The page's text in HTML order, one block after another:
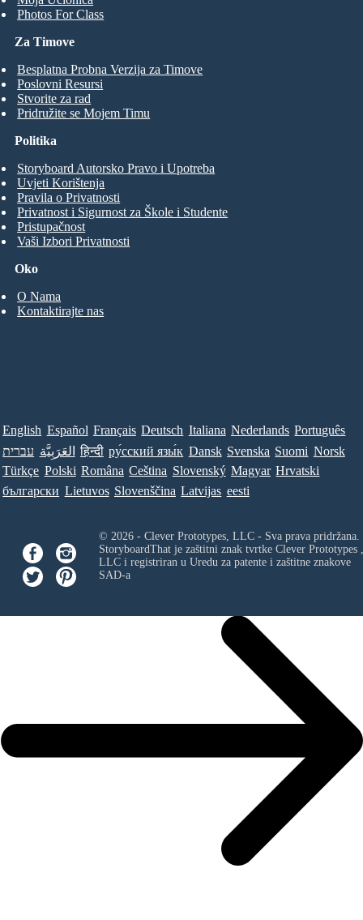
Photos For Class
Za Timove
Besplatna Probna Verzija za Timove
Poslovni Resursi
Stvorite za rad
Pridružite se Mojem Timu
Oko
O Nama
Kontaktirajte nas
Politika
Storyboard Autorsko Pravo i Upotreba
Uvjeti Korištenja
Pravila o Privatnosti
Privatnost i Sigurnost za Škole i Studente
Pristupačnost
Vaši Izbori Privatnosti
English Español Français Deutsch Italiana Nederlands Português
עברית العَرَبِيَّة हिन्दी ру́сский язы́к Dansk Svenska Suomi Norsk
Türkçe Polski Româna Ceština Slovenský Magyar Hrvatski
български Lietuvos Slovenščina Latvijas eesti
© 2026 - Clever Prototypes, LLC - Sva prava pridržana.
StoryboardThat je zaštitni znak tvrtke Clever Prototypes ,
LLCi registriran u Uredu za patente i zaštitne znakove
SAD-a